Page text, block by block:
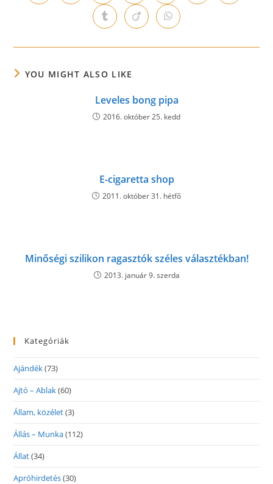
in in
window
in
a
new
window
in
a
new
window
in
a
new
window
in in
Opens
in
new
Opens
in
new
Opens
in
new
YOU MIGHT ALSO LIKE
Leveles bong pipa
2016. október 25. kedd
E-cigaretta shop
2011. október 31. hétfő
Minőségi szilikon ragasztók széles választékban!
2013. január 9. szerda
Kategóriák
Ajándék(73)
Ajtó – Ablak(60)
Állam, közélet(3)
Állás – Munka(112)
Állat(34)
Apróhirdetés(30)